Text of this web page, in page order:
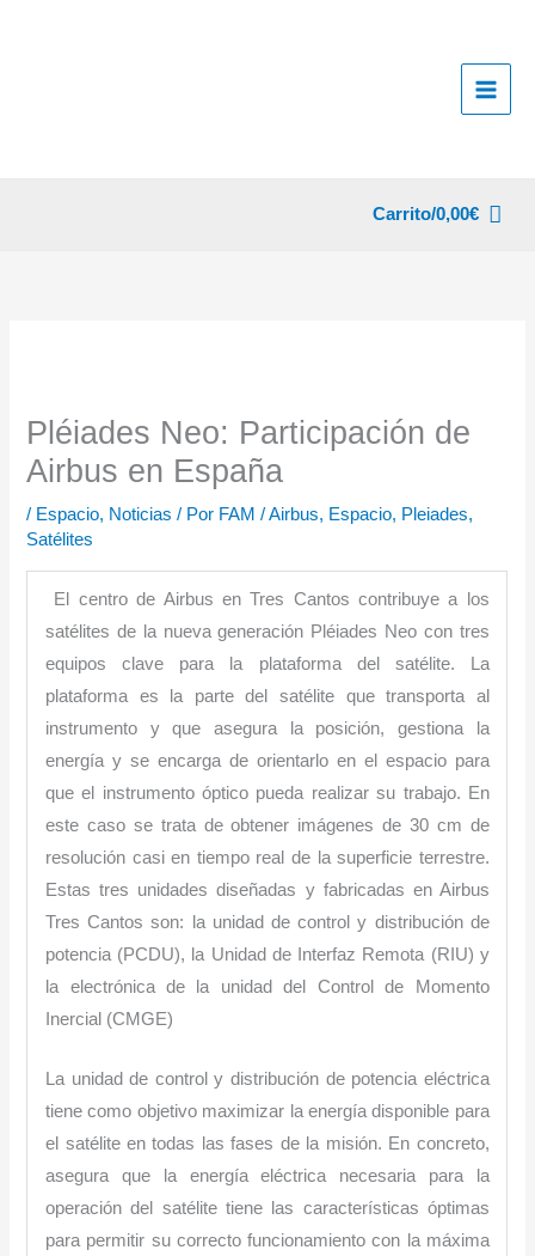
Carrito/0,00€
Pléiades Neo: Participación de
Airbus en España
/ Espacio, Noticias / Por FAM/Airbus, Espacio, Pleiades,
Satélites
El centro de Airbus en Tres Cantos contribuye a los
satélites de la nueva generación Pléiades Neo con tres
equipos clave para la plataforma del satélite. La
plataforma es la parte del satélite que transporta al
instrumento y que asegura la posición, gestiona la
energía y se encarga de orientarlo en el espacio para
que el instrumento óptico pueda realizar su trabajo. En
este caso se trata de obtener imágenes de 30 cm de
resolución casi en tiempo real de la superficie terrestre.
Estas tres unidades diseñadas y fabricadas en Airbus
Tres Cantos son: la unidad de control y distribución de
potencia (PCDU), la Unidad de Interfaz Remota (RIU) y
la electrónica de la unidad del Control de Momento
Inercial (CMGE)
La unidad de control y distribución de potencia eléctrica
tiene como objetivo maximizar la energía disponible para
el satélite en todas las fases de la misión. En concreto,
asegura que la energía eléctrica necesaria para la
operación del satélite tiene las características óptimas
para permitir su correcto funcionamiento con la máxima